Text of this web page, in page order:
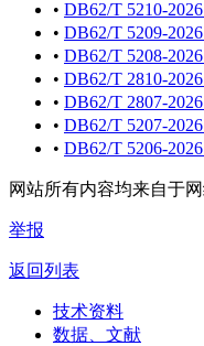
• DB62/T 5210-
• DB62/T 5209-
• DB62/T 5208-
• DB62/T 2810-
• DB62/T 2807-
• DB62/T 5207-
• DB62/T 5206-
网站所有内容均来自于
举报
返回列表
技术资料
数据、文献